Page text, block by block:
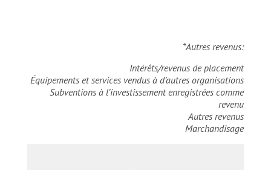
*Autres revenus:
Intérêts/revenus de placement
Équipements et services vendus à d’autres organisations
Subventions à l’investissement enregistrées comme
revenu
Autres revenus
Marchandisage